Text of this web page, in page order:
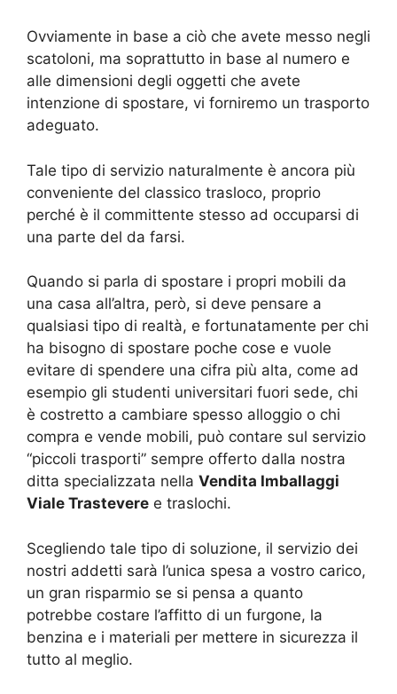
Ovviamente in base a ciò che avete messo negli
scatoloni, ma soprattutto in base al numero e
alle dimensioni degli oggetti che avete
intenzione di spostare, vi forniremo un trasporto
adeguato.
Tale tipo di servizio naturalmente è ancora più
conveniente del classico trasloco, proprio
perché è il committente stesso ad occuparsi di
una parte del da farsi.
Quando si parla di spostare i propri mobili da
una casa all’altra, però, si deve pensare a
qualsiasi tipo di realtà, e fortunatamente per chi
ha bisogno di spostare poche cose e vuole
evitare di spendere una cifra più alta, come ad
esempio gli studenti universitari fuori sede, chi
è costretto a cambiare spesso alloggio o chi
compra e vende mobili, può contare sul servizio
“piccoli trasporti” sempre offerto dalla nostra
ditta specializzata nella Vendita Imballaggi
Viale Trastevere e traslochi.
Scegliendo tale tipo di soluzione, il servizio dei
nostri addetti sarà l’unica spesa a vostro carico,
un gran risparmio se si pensa a quanto
potrebbe costare l’affitto di un furgone, la
benzina e i materiali per mettere in sicurezza il
tutto al meglio.